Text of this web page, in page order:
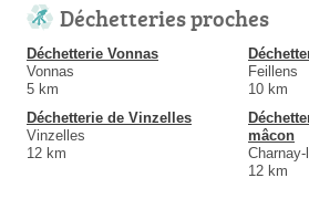
Déchetteries proches
Déchetterie Vonnas
Vonnas
5 km
Feillens
10 km
Déchetterie de Vinzelles
Vinzelles
12 km
mâcon
12 km